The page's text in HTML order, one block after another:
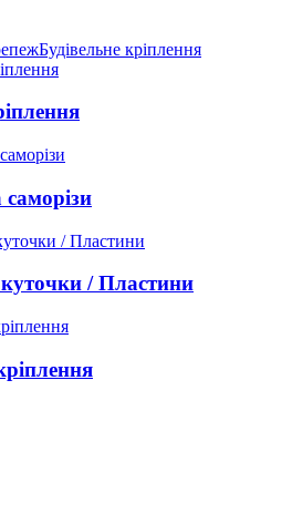
Будівельне кріплення
куточки / Пластини